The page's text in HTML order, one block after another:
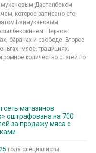
Дастанбеком
которое записано его
Баймукановым
Первое
баранах и свободе. Второе
мясе, традициях,
количество статей по
сеть магазинов
оштрафована на 700
за продажу мяса с
года специалисты